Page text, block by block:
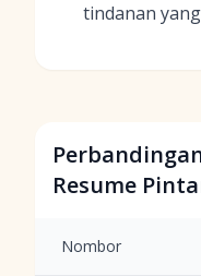
tindanan
Resume
Nombor